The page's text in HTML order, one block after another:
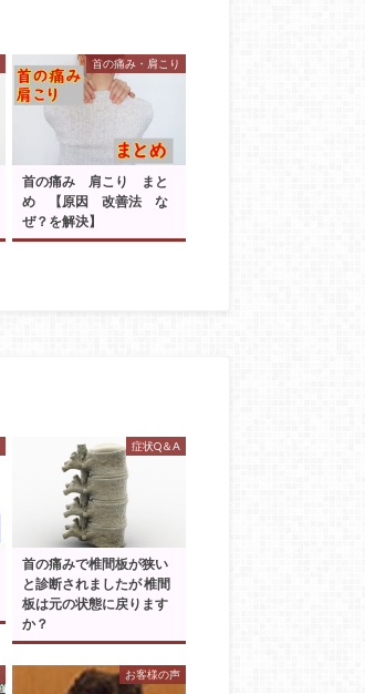
首の痛み・肩こり
首の痛み 肩こり まと
め 【原因 改善法 な
ぜ？を解決】
症状Q＆A
首の痛みで椎間板が狭い
と診断されましたが 椎間
板は元の状態に戻ります
か？
お客様の声